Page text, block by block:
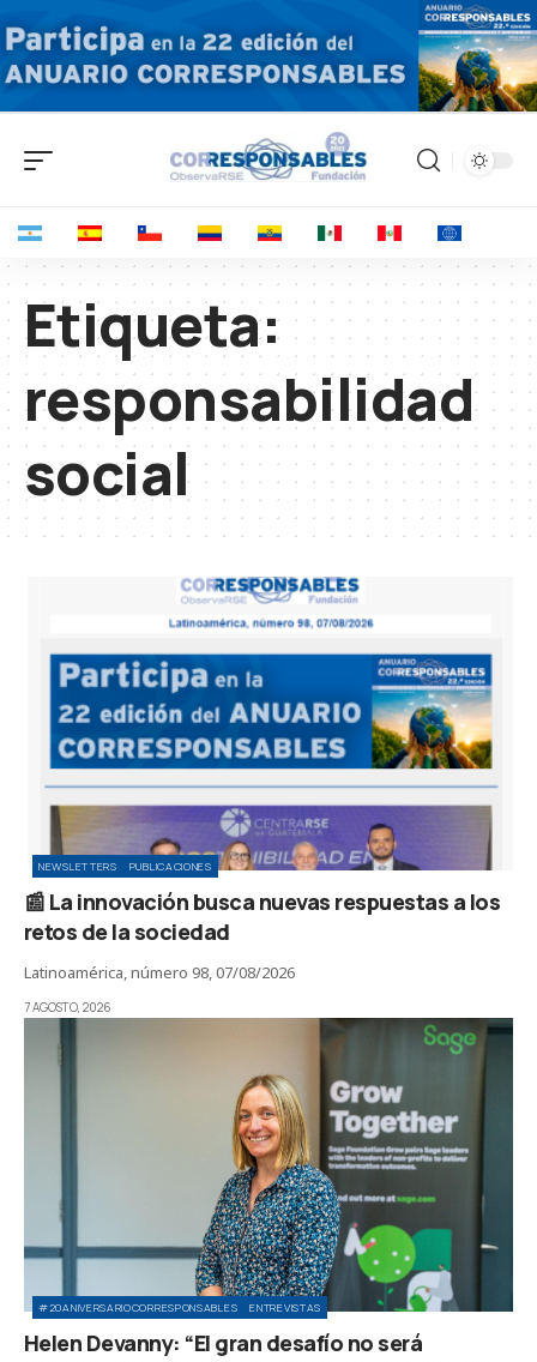
Etiqueta:
responsabilidad
social
NEWSLETTERS PUBLICACIONES
📰 La innovación busca nuevas respuestas a los
retos de la sociedad
Latinoamérica, número 98, 07/08/2026
7 AGOSTO, 2026
#20ANIVERSARIOCORRESPONSABLES ENTREVISTAS
Helen Devanny: “El gran desafío no será